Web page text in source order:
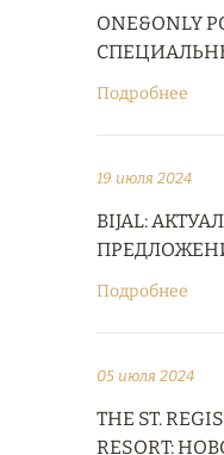
ONE&ONLY
Подробнее
19 июля 2024
BIJAL:
Подробнее
05 июля 2024
THE ST.
RESORT: